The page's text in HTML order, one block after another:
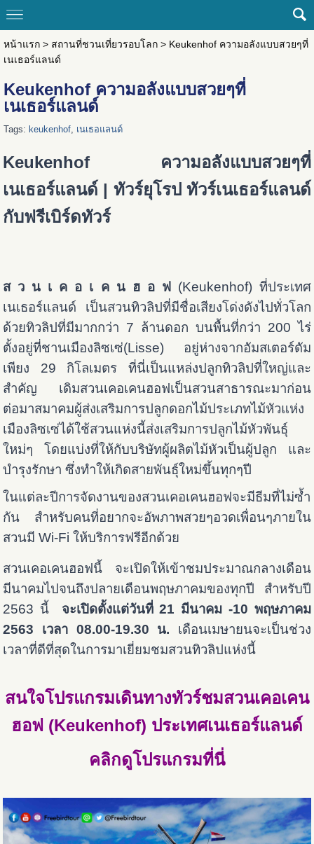
หน้าแรก> สถานที่ชวนเที่ยวรอบโลก> Keukenhof ความอลังแบบสวยๆที่
เนเธอร์แลนด์
Keukenhof ความอลังแบบสวยๆที่
เนเธอร์แลนด์
Tags: keukenhof, เนเธอแลนด์
Keukenhof ความอลังแบบสวยๆที่
เนเธอร์แลนด์ | ทัวร์ยุโรป ทัวร์เนเธอร์แลนด์
กับฟรีเบิร์ดทัวร์
ส ว น เ ค อ เ ค น ฮ อ ฟ (Keukenhof) ที่ประเทศ
เนเธอร์แลนด์ เป็นสวนทิวลิปที่มีชื่อเสียงโด่งดังไปทั่วโลก
ด้วยทิวลิปที่มีมากกว่า 7 ล้านดอก บนพื้นที่กว่า 200 ไร่
ตั้งอยู่ที่ชานเมืองลิซเซ่(Lisse) อยู่ห่างจากอัมสเตอร์ดัม
เพียง 29 กิโลเมตร ที่นี่เป็นแหล่งปลูกทิวลิปที่ใหญ่และ
สำคัญ เดิมสวนเคอเคนฮอฟเป็นสวนสาธารณะมาก่อน
ต่อมาสมาคมผู้ส่งเสริมการปลูกดอกไม้ประเภทไม้หัวแห่ง
เมืองลิซเซ่ได้ใช้สวนแห่งนี้ส่งเสริมการปลูกไม้หัวพันธุ์
ใหม่ๆ โดยแบ่งที่ให้กับบริษัทผู้ผลิตไม้หัวเป็นผู้ปลูก และ
บำรุงรักษา ซึ่งทำให้เกิดสายพันธุ์ใหม่ขึ้นทุกๆปี
ในแต่ละปีการจัดงานของสวนเคอเคนฮอฟจะมีธีมที่ไม่ซ้ำ
กัน สำหรับคนที่อยากจะอัพภาพสวยๆอวดเพื่อนๆภายใน
สวนมี Wi-Fi ให้บริการฟรีอีกด้วย
สวนเคอเคนฮอฟนี้ จะเปิดให้เข้าชมประมาณกลางเดือน
มีนาคมไปจนถึงปลายเดือนพฤษภาคมของทุกปี สำหรับปี
2563 นี้ จะเปิดตั้งแต่วันที่ 21 มีนาคม -10 พฤษภาคม
2563 เวลา 08.00-19.30 น. เดือนเมษายนจะเป็นช่วง
เวลาที่ดีที่สุดในการมาเยี่ยมชมสวนทิวลิปแห่งนี้
สนใจโปรแกรมเดินทางทัวร์ชมสวนเคอเคน
ฮอฟ (Keukenhof) ประเทศเนเธอร์แลนด์
คลิกดูโปรแกรมที่นี่